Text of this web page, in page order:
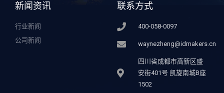
新闻资讯
行业新闻
公司新闻
联系方式
400-058-0097
waynezheng@idmakers.cn
四川省成都市高新区盛
安街401号 凯旋南城B座
1502